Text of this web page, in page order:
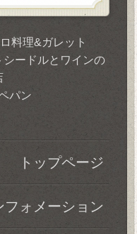
料理&ガレット
ードルとワインの
パン
トップページ
フォメーション